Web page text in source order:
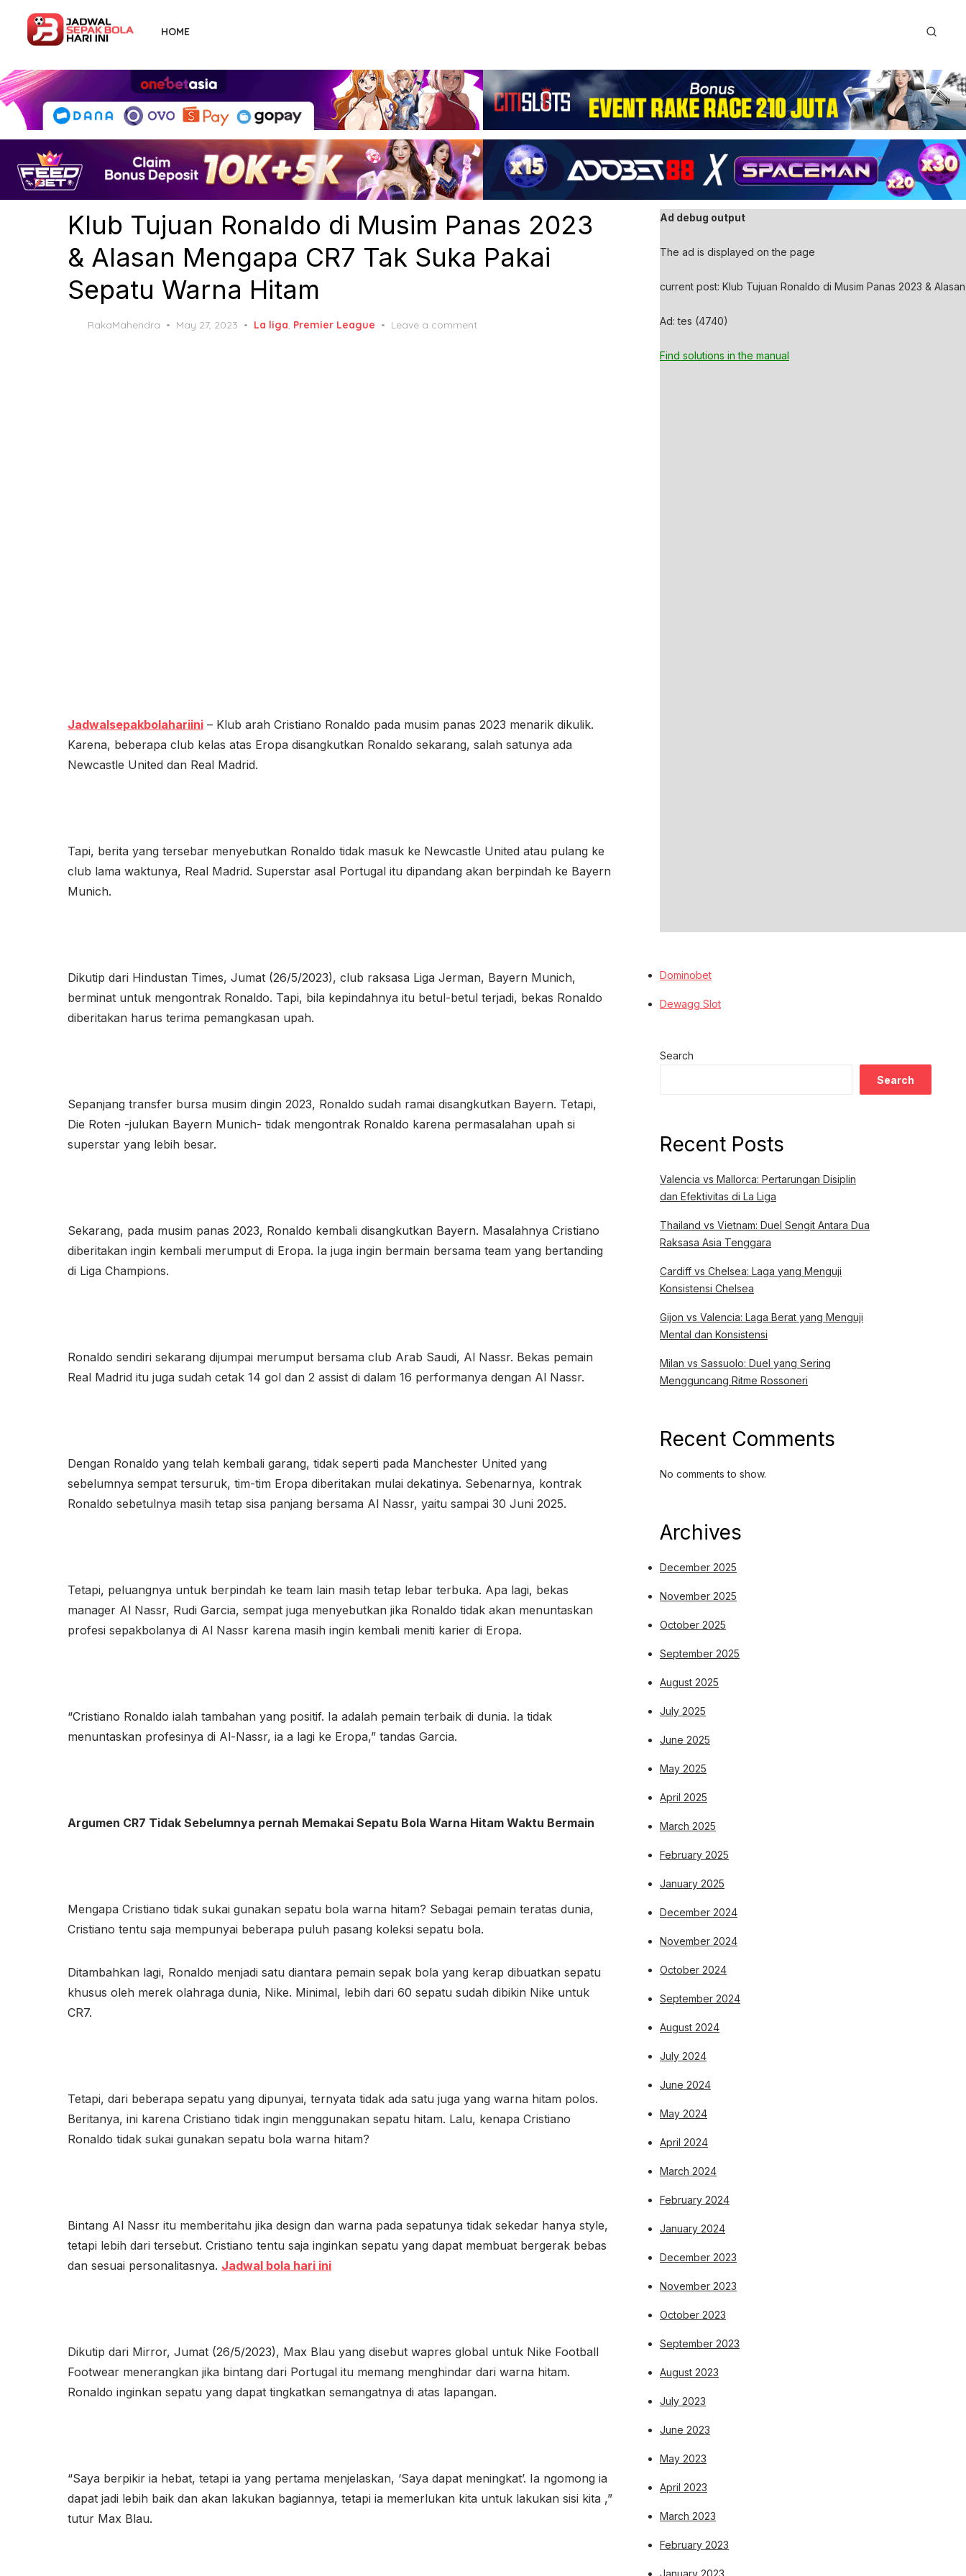
content
HOME
Klub Tujuan Ronaldo di Musim Panas 2023
& Alasan Mengapa CR7 Tak Suka Pakai
Sepatu Warna Hitam
RakaMahendra
Posted
May 27, 2023 La liga, Premier League Leave a comment
Jadwalsepakbolahariini – Klub arah Cristiano Ronaldo pada musim panas 2023 menarik dikulik.
Karena, beberapa club kelas atas Eropa disangkutkan Ronaldo sekarang, salah satunya ada
Newcastle United dan Real Madrid.
Tapi, berita yang tersebar menyebutkan Ronaldo tidak masuk ke Newcastle United atau pulang ke
club lama waktunya, Real Madrid. Superstar asal Portugal itu dipandang akan berpindah ke Bayern
Munich.
Dikutip dari Hindustan Times, Jumat (26/5/2023), club raksasa Liga Jerman, Bayern Munich,
berminat untuk mengontrak Ronaldo. Tapi, bila kepindahnya itu betul-betul terjadi, bekas Ronaldo
diberitakan harus terima pemangkasan upah.
Sepanjang transfer bursa musim dingin 2023, Ronaldo sudah ramai disangkutkan Bayern. Tetapi,
Die Roten -julukan Bayern Munich- tidak mengontrak Ronaldo karena permasalahan upah si
superstar yang lebih besar.
Sekarang, pada musim panas 2023, Ronaldo kembali disangkutkan Bayern. Masalahnya Cristiano
diberitakan ingin kembali merumput di Eropa. Ia juga ingin bermain bersama team yang bertanding
di Liga Champions.
Ronaldo sendiri sekarang dijumpai merumput bersama club Arab Saudi, Al Nassr. Bekas pemain
Real Madrid itu juga sudah cetak 14 gol dan 2 assist di dalam 16 performanya dengan Al Nassr.
Dengan Ronaldo yang telah kembali garang, tidak seperti pada Manchester United yang
sebelumnya sempat tersuruk, tim-tim Eropa diberitakan mulai dekatinya. Sebenarnya, kontrak
Ronaldo sebetulnya masih tetap sisa panjang bersama Al Nassr, yaitu sampai 30 Juni 2025.
Tetapi, peluangnya untuk berpindah ke team lain masih tetap lebar terbuka. Apa lagi, bekas
manager Al Nassr, Rudi Garcia, sempat juga menyebutkan jika Ronaldo tidak akan menuntaskan
profesi sepakbolanya di Al Nassr karena masih ingin kembali meniti karier di Eropa.
“Cristiano Ronaldo ialah tambahan yang positif. Ia adalah pemain terbaik di dunia. Ia tidak
menuntaskan profesinya di Al-Nassr, ia a lagi ke Eropa,” tandas Garcia.
Argumen CR7 Tidak Sebelumnya pernah Memakai Sepatu Bola Warna Hitam Waktu Bermain
Mengapa Cristiano tidak sukai gunakan sepatu bola warna hitam? Sebagai pemain teratas dunia,
Cristiano tentu saja mempunyai beberapa puluh pasang koleksi sepatu bola.
Ditambahkan lagi, Ronaldo menjadi satu diantara pemain sepak bola yang kerap dibuatkan sepatu
khusus oleh merek olahraga dunia, Nike. Minimal, lebih dari 60 sepatu sudah dibikin Nike untuk
CR7.
Tetapi, dari beberapa sepatu yang dipunyai, ternyata tidak ada satu juga yang warna hitam polos.
Beritanya, ini karena Cristiano tidak ingin menggunakan sepatu hitam. Lalu, kenapa Cristiano
Ronaldo tidak sukai gunakan sepatu bola warna hitam?
Bintang Al Nassr itu memberitahu jika design dan warna pada sepatunya tidak sekedar hanya style,
tetapi lebih dari tersebut. Cristiano tentu saja inginkan sepatu yang dapat membuat bergerak bebas
dan sesuai personalitasnya. Jadwal bola hari ini
Dikutip dari Mirror, Jumat (26/5/2023), Max Blau yang disebut wapres global untuk Nike Football
Footwear menerangkan jika bintang dari Portugal itu memang menghindar dari warna hitam.
Ronaldo inginkan sepatu yang dapat tingkatkan semangatnya di atas lapangan.
“Saya berpikir ia hebat, tetapi ia yang pertama menjelaskan, ‘Saya dapat meningkat’. Ia ngomong ia
dapat jadi lebih baik dan akan lakukan bagiannya, tetapi ia memerlukan kita untuk lakukan sisi kita ,”
tutur Max Blau.
Ad debug output
The ad is displayed on the page
current post: Klub Tujuan Ronaldo di Musim Panas 2023 &
Ad: tes (4740)
Find solutions in the manual
Dominobet
Dewagg Slot
Search
Search
Recent Posts
Valencia vs Mallorca: Pertarungan Disiplin
dan Efektivitas di La Liga
Thailand vs Vietnam: Duel Sengit Antara Dua
Raksasa Asia Tenggara
Cardiff vs Chelsea: Laga yang Menguji
Konsistensi Chelsea
Gijon vs Valencia: Laga Berat yang Menguji
Mental dan Konsistensi
Milan vs Sassuolo: Duel yang Sering
Mengguncang Ritme Rossoneri
Recent Comments
No comments to show.
Archives
December 2025
November 2025
October 2025
September 2025
August 2025
July 2025
June 2025
May 2025
April 2025
March 2025
February 2025
January 2025
December 2024
November 2024
October 2024
September 2024
August 2024
July 2024
June 2024
May 2024
April 2024
March 2024
February 2024
January 2024
December 2023
November 2023
October 2023
September 2023
August 2023
July 2023
June 2023
May 2023
April 2023
March 2023
February 2023